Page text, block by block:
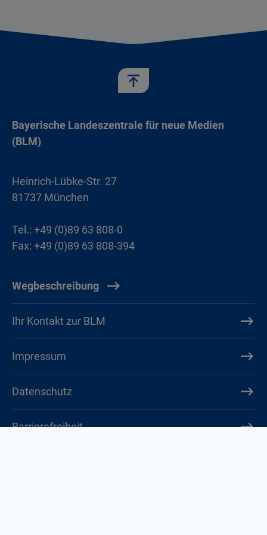
Bayerische Landeszentrale für neue Medien
(BLM)
Heinrich-Lübke-Str. 27
81737 München
Tel.: +49 (0)89 63 808-0
Fax: +49 (0)89 63 808-394
Wegbeschreibung
Ihr Kontakt zur BLM
Impressum
Datenschutz
Barrierefreiheit